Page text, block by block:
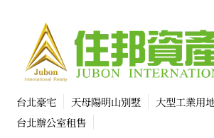
台北豪宅 天母陽明山別墅
大型工業用
台北辦公室租售